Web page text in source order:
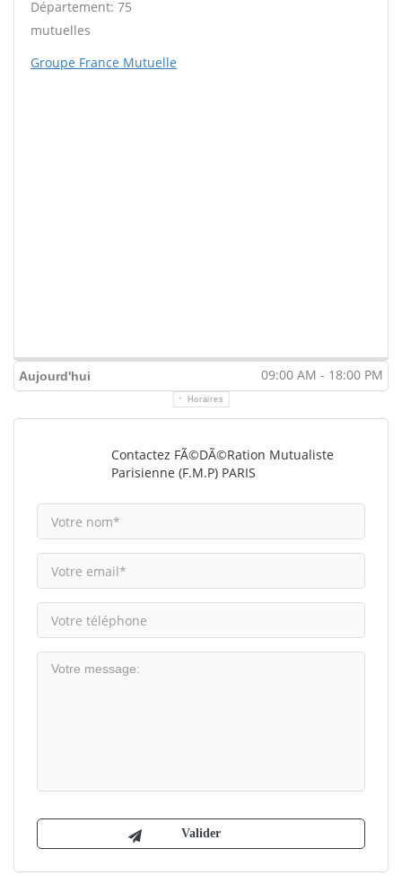
Département: 75
mutuelles
Groupe France Mutuelle
Aujourd'hui 09:00 AM - 18:00 PM
Horaires
Contactez FÃ©dÃ©ration Mutualiste
Parisienne (F.M.P) PARIS